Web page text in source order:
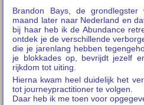
Brandon Bays, de
maand later naar Nederland en
bij haar heb ik de Abundance
ontdek je de verschillende
die je jarenlang hebben
je blokkades op, bevrijdt jezelf
rijkdom tot uiting.
Hierna kwam heel duidelijk het
tot journeypractitioner te volgen.
Daar heb ik me toen voor